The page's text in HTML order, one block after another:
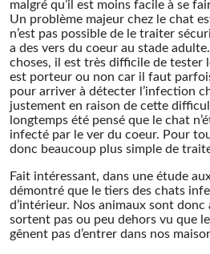
malgré qu’il est moins facile à se
Un problème majeur chez le chat
n’est pas possible de le traiter
a des vers du coeur au stade
choses, il est très difficile de tester
est porteur ou non car il faut
pour arriver à détecter l’infection
justement en raison de cette
longtemps été pensé que le chat
infecté par le ver du coeur. Pour
donc beaucoup plus simple de
Fait intéressant, dans une étude
démontré que le tiers des chats
d’intérieur. Nos animaux sont donc
sortent pas ou peu dehors vu que
gênent pas d’entrer dans nos